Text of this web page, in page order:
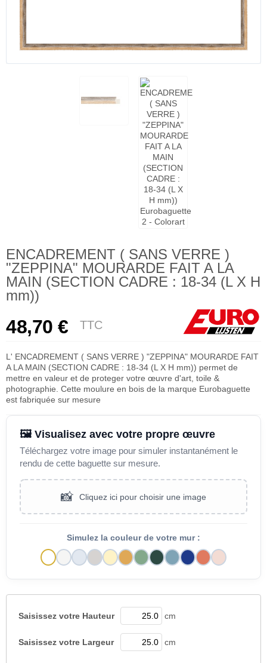
ENCADREMENT ( SANS VERRE )
"ZEPPINA" MOURARDE FAIT A LA
MAIN (SECTION CADRE : 18-34 (L X H
mm))
48,70 € TTC
L' ENCADREMENT ( SANS VERRE ) "ZEPPINA" MOURARDE FAIT
A LA MAIN (SECTION CADRE : 18-34 (L X H mm)) permet de
mettre en valeur et de proteger votre œuvre d'art, toile &
photographie. Cette moulure en bois de la marque Eurobaguette
est fabriquée sur mesure
🖼️ Visualisez avec votre propre œuvre
Téléchargez votre image pour simuler instantanément le
rendu de cette baguette sur mesure.
📸 Cliquez ici pour choisir une image
Simulez la couleur de votre mur :
Saisissez votre Hauteur cm
Saisissez votre Largeur cm